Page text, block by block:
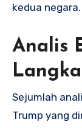
kedua negara.
Analis
Sejumlah
Trump yang